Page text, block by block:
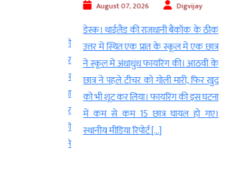
August 07, 2026 Digvijay
डेस्क। थाईलैंड की राजधानी बैंकॉक के ठीक
उत्तर में स्थित एक प्रांत के स्कूल में एक छात्र
ने स्कूल में अंधाधुंध फायरिंग की। आठवीं के
छात्र ने पहले टीचर को गोली मारी, फिर खुद
को भी शूट कर लिया। फायरिंग की इस घटना
में कम से कम 15 छात्र घायल हो गए।
स्थानीय मीडिया रिपोर्ट […]